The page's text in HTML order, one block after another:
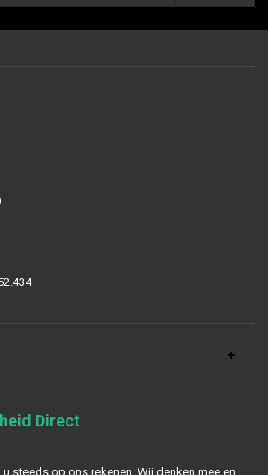
Direct
u steeds op ons rekenen. Wij denken mee en